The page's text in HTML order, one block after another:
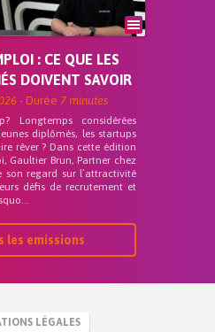
: CE QUE LES
DOIVENT SAVOIR
- Durée 7 minutes
Longtemps considérées
diplômés, les startups
rêver ? Dans cette édition
Gaultier Brun, Partner chez
son regard sur l’attractivité
défis de recrutement et
les emissions
LÉGALES